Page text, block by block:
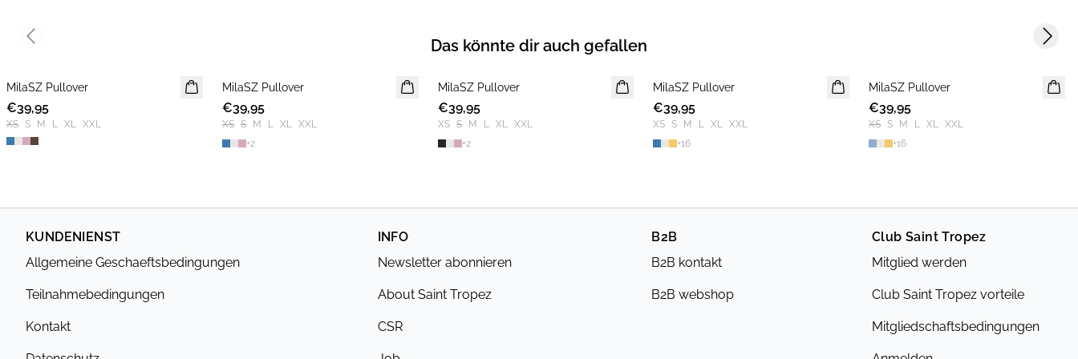
Das könnte dir auch gefallen
NEUHEIT
2 FOR €65
MilaSZ Pullover
€39,95
XS S M L XL XXL
NEUHEIT
2 FOR €65
MilaSZ Pullover
€39,95
XS S M L XL XXL
+2
NEUHEIT
MilaSZ Pullover
€39,95
XS S M L XL
XXL
+2
NEUHEIT
2 FOR €65
MilaSZ Pullover
€39,95
XS S M L XL XXL
+16
NEUHEIT
MilaSZ Pullover
€39,95
XS S M L XL XXL
+16
Previous slide Next
KUNDENIENST
Allgemeine Geschaeftsbedingungen
Teilnahmebedingungen
Kontakt
INFO
Newsletter abonnieren
About Saint Tropez
CSR
B2B
B2B kontakt
B2B webshop
Club Saint Tropez
Mitglied werden
Club Saint Tropez vorteile
Mitgliedschaftsbedingungen